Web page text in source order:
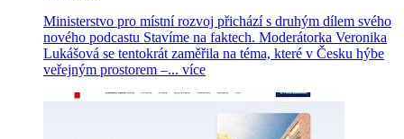
Ministerstvo pro místní rozvoj přichází s druhým dílem svého
nového podcastu Stavíme na faktech. Moderátorka Veronika
Lukášová se tentokrát zaměřila na téma, které v Česku hýbe
veřejným prostorem –... více